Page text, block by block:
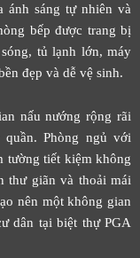
sáng tự nhiên và
bếp được trang bị
tủ lạnh lớn, máy
đẹp và dễ vệ sinh.
nấu nướng rộng rãi
Phòng ngủ với
tường tiết kiệm không
thư giãn và thoải mái
nên một không gian
dân tại biệt thự PGA